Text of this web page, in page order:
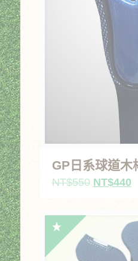
GP日系球道木
NT$550 原
NT$550。
NT$440目